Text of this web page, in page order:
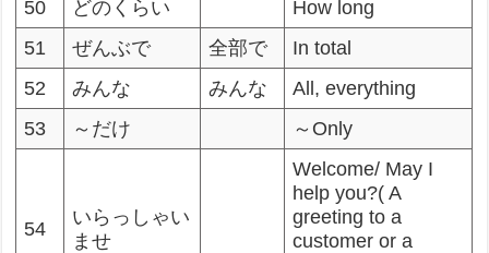
50
どのくらい
How long
51
ぜんぶで 全部で
In total
52
みんな みんな
All, everything
53
～だけ ～Only
54
いらっしゃい
ませ
Welcome/ May I
help you?( A
greeting to a
customer or a